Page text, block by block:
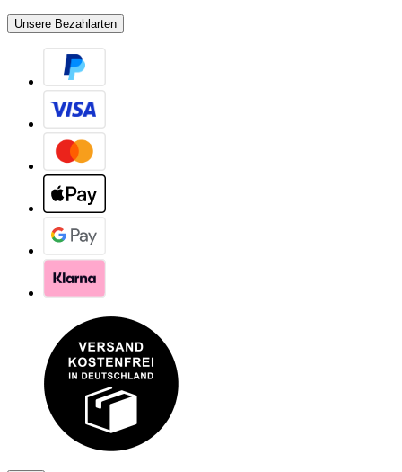
Unsere Bezahlarten